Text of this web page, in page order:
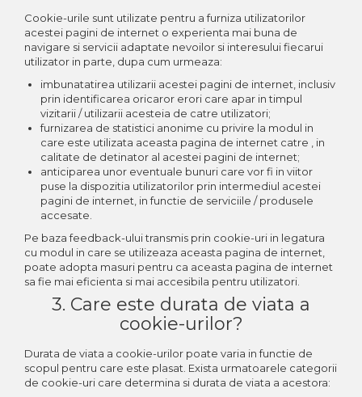
Cookie-urile sunt utilizate pentru a furniza utilizatorilor
acestei pagini de internet o experienta mai buna de
navigare si servicii adaptate nevoilor si interesului fiecarui
utilizator in parte, dupa cum urmeaza:
imbunatatirea utilizarii acestei pagini de internet, inclusiv
prin identificarea oricaror erori care apar in timpul
vizitarii / utilizarii acesteia de catre utilizatori;
furnizarea de statistici anonime cu privire la modul in
care este utilizata aceasta pagina de internet catre , in
calitate de detinator al acestei pagini de internet;
anticiparea unor eventuale bunuri care vor fi in viitor
puse la dispozitia utilizatorilor prin intermediul acestei
pagini de internet, in functie de serviciile / produsele
accesate.
Pe baza feedback-ului transmis prin cookie-uri in legatura
cu modul in care se utilizeaza aceasta pagina de internet,
poate adopta masuri pentru ca aceasta pagina de internet
sa fie mai eficienta si mai accesibila pentru utilizatori.
3. Care este durata de viata a
cookie-urilor?
Durata de viata a cookie-urilor poate varia in functie de
scopul pentru care este plasat. Exista urmatoarele categorii
de cookie-uri care determina si durata de viata a acestora: